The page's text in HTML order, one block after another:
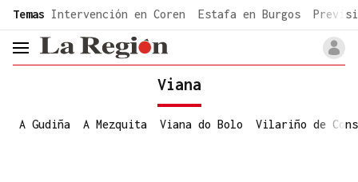
common.go-to-content
Temas Intervención en Coren Estafa en Burgos
header.menu.open
Viana
A Gudiña A Mezquita Viana do Bolo Vilariño de